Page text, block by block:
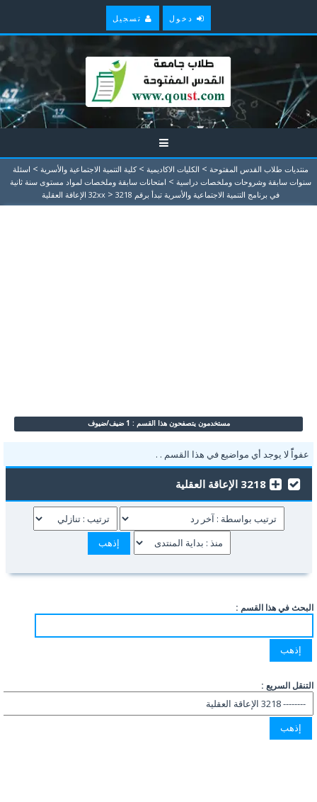
دخول تسجيل
منتديات طلاب القدس المفتوحة > الكليات الاكاديمية > كلية التنمية الاجتماعية والأسرية > اسئلة
سنوات سابقة وشروحات وملخصات دراسية > امتحانات سابقة وملخصات لمواد مستوى سنة ثانية
في برنامج التنمية الاجتماعية والأسرية تبدأ برقم 32xx
> 3218 الإعاقة العقلية
مستخدمون يتصفحون هذا القسم : 1 ضيف/ضيوف
عفواًً لا يوجد أي مواضيع في هذا القسم . .
3218 الإعاقة العقلية
البحث في هذا القسم :
التنقل السريع :